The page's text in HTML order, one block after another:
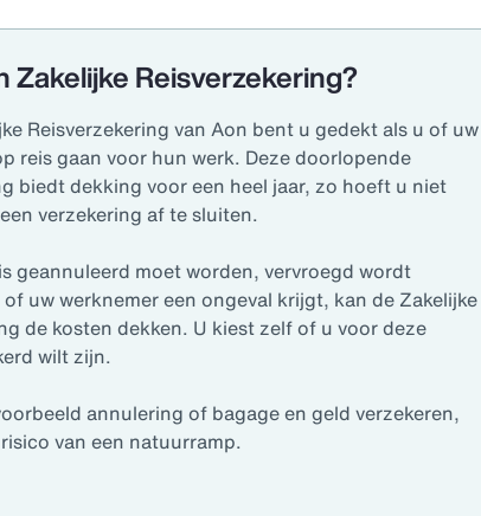
Zakelijke Reisverzekering?
Reisverzekering van Aon bent u gedekt als u of uw
reis gaan voor hun werk. Deze doorlopende
biedt dekking voor een heel jaar, zo hoeft u niet
verzekering af te sluiten.
geannuleerd moet worden, vervroegd wordt
uw werknemer een ongeval krijgt, kan de Zakelijke
de kosten dekken. U kiest zelf of u voor deze
wilt zijn.
annulering of bagage en geld verzekeren,
van een natuurramp.